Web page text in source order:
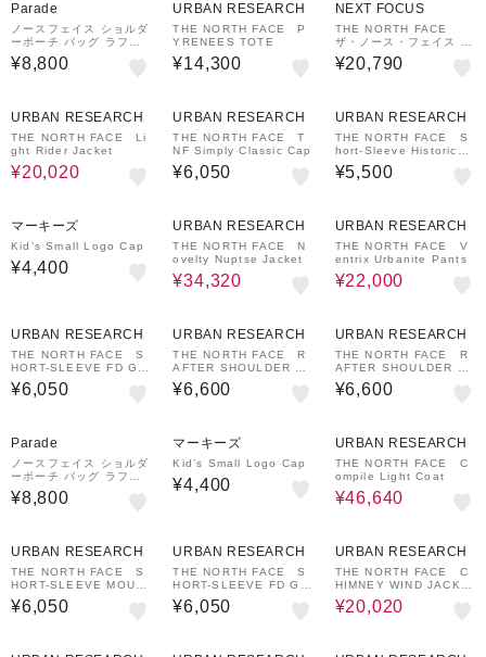
Parade
ノースフェイス ショルダ
ーポーチ バッグ ラフタ
ーショルダーポーチM S
P 軽量 耐久性 ミニマル
¥8,800
URBAN RESEARCH
THE NORTH FACE P
YRENEES TOTE
¥14,300
NEXT FOCUS
THE NORTH FACE
ザ・ノース・フェイス C
RESTON HIKE WP ク
レストン ハイク ウォー
¥20,790
URBAN RESEARCH
THE NORTH FACE Li
ght Rider Jacket
¥20,020
URBAN RESEARCH
THE NORTH FACE T
NF Simply Classic Cap
¥6,050
URBAN RESEARCH
THE NORTH FACE S
hort-Sleeve Historical
Logo Tee
¥5,500
マーキーズ
Kid’s Small Logo Cap
¥4,400
URBAN RESEARCH
THE NORTH FACE N
ovelty Nuptse Jacket
¥34,320
URBAN RESEARCH
THE NORTH FACE V
entrix Urbanite Pants
¥22,000
URBAN RESEARCH
THE NORTH FACE S
HORT-SLEEVE FD GL
OBEGRID T-SHIRTS
¥6,050
URBAN RESEARCH
THE NORTH FACE R
AFTER SHOULDER P
OUCH SSP
¥6,600
URBAN RESEARCH
THE NORTH FACE R
AFTER SHOULDER P
OUCH SSP
¥6,600
Parade
ノースフェイス ショルダ
ーポーチ バッグ ラフタ
ーショルダーポーチM S
P 軽量 耐久性 ミニマル
¥8,800
マーキーズ
Kid’s Small Logo Cap
¥4,400
URBAN RESEARCH
THE NORTH FACE C
ompile Light Coat
¥46,640
URBAN RESEARCH
THE NORTH FACE S
HORT-SLEEVE MOUN
TAIN FLOWER T-SHIR
TS
¥6,050
URBAN RESEARCH
THE NORTH FACE S
HORT-SLEEVE FD GL
OBEGRID T-SHIRTS
¥6,050
URBAN RESEARCH
THE NORTH FACE C
HIMNEY WIND JACKE
T¥20,020